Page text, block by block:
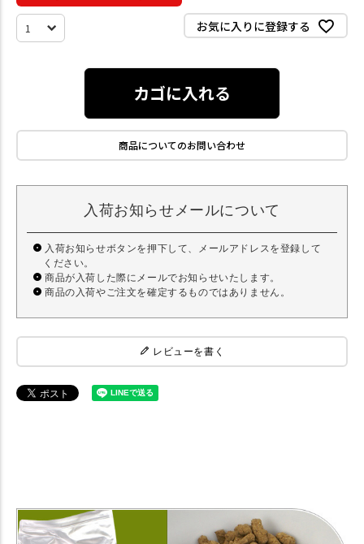
お気に入りに登録する
カゴに入れる
商品についてのお問い合わせ
入荷お知らせメールについて
入荷お知らせボタンを押下して、メールアドレスを登録して
ください。
商品が入荷した際にメールでお知らせいたします。
商品の入荷やご注文を確定するものではありません。
レビューを書く